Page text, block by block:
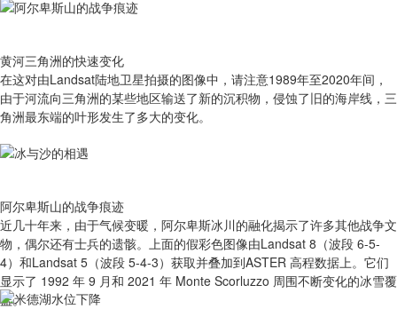
黄河三角洲的快速变化
在这对由Landsat陆地卫星拍摄的图像中，请注意1989年至2020年间，
由于河流向三角洲的某些地区输送了新的沉积物，侵蚀了旧的海岸线，三
角洲最东端的叶形发生了多大的变化。
阿尔卑斯山的战争痕迹
近几十年来，由于气候变暖，阿尔卑斯冰川的融化揭示了许多其他战争文
物，偶尔还有士兵的遗骸。上面的假彩色图像由Landsat 8（波段 6-5-
4）和Landsat 5（波段 5-4-3）获取并叠加到ASTER 高程数据上。它们
显示了 1992 年 9 月和 2021 年 Monte Scorluzzo 周围不断变化的冰雪覆
盖。